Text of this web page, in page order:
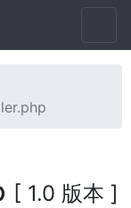
[ 1.0 版本 ]